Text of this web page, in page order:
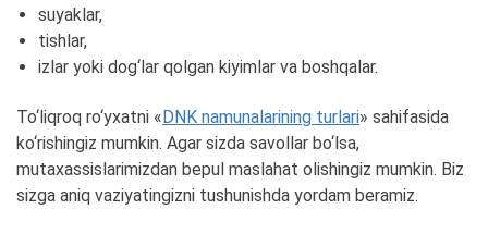
suyaklar,
tishlar,
izlar yoki dog‘lar qolgan kiyimlar va boshqalar.
To‘liqroq ro‘yxatni «DNK namunalarining turlari» sahifasida
ko‘rishingiz mumkin. Agar sizda savollar bo‘lsa,
mutaxassislarimizdan bepul maslahat olishingiz mumkin. Biz
sizga aniq vaziyatingizni tushunishda yordam beramiz.